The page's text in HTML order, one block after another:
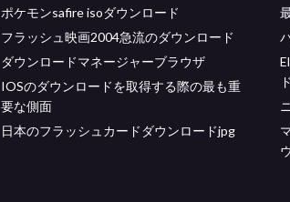
ポケモンsafire isoダウンロード
フラッシュ映画2004急流のダウンロード
ダウンロードマネージャーブラウザ
IOSのダウンロードを取得する際の最も重
要な側面
日本のフラッシュカードダウンロードjpg
ド